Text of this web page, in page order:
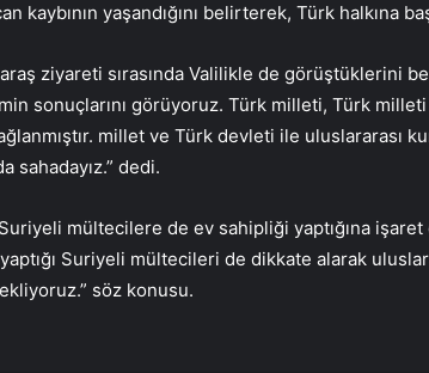
kaybının yaşandığını belirterek, Türk halkına
ziyareti sırasında Valilikle de görüştüklerini
sonuçlarını görüyoruz. Türk milleti, Türk
millet ve Türk devleti ile uluslararası
sahadayız.” dedi.
mültecilere de ev sahipliği yaptığına
Suriyeli mültecileri de dikkate alarak
söz konusu.